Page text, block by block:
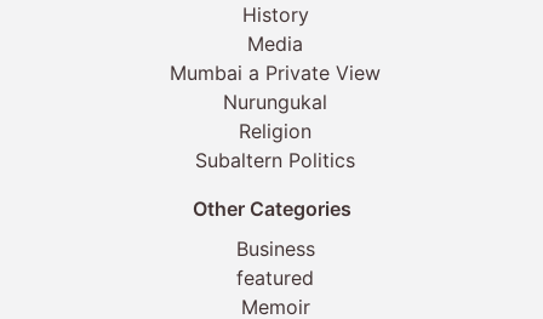
History
Media
Mumbai a Private View
Nurungukal
Religion
Subaltern Politics
Other Categories
Business
featured
Memoir